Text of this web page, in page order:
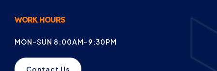
WORK HOURS
MON-SUN 8:00AM-9:30PM
Contact Us